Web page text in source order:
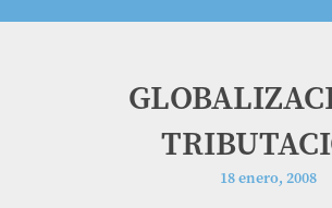
18 enero, 2008